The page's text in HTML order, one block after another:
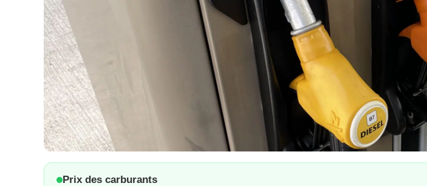
Prix des carburants